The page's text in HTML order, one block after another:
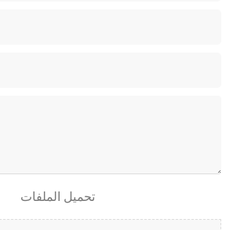
تحميل الملفات